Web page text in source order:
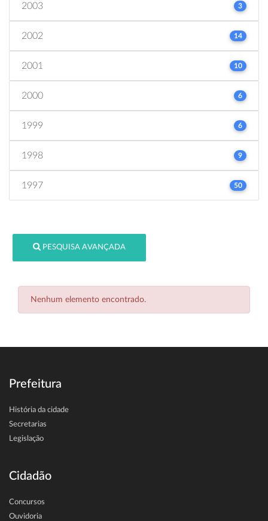
2003 3
2002 14
2001 10
2000 6
1999 6
1998 9
1997 50
PESQUISA AVANÇADA
Nenhum elemento encontrado.
Prefeitura
História da cidade
Secretarias
Legislação
Cidadão
Concursos
Ouvidoria